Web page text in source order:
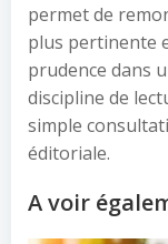
permet de
plus pertinente
prudence dans
discipline de
simple
éditoriale.
A voir